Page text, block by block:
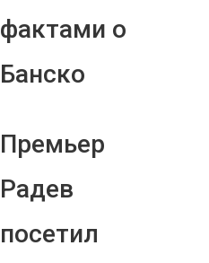
фактами о
Банско
Премьер
Радев
посетил